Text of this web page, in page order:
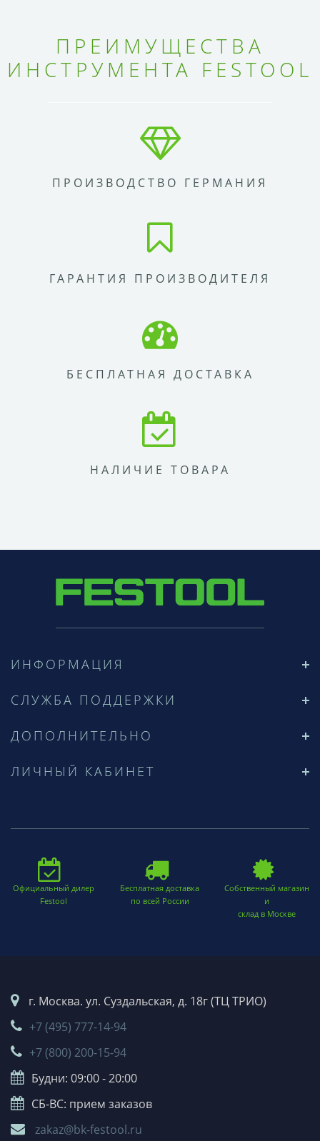
ПРЕИМУЩЕСТВА
ИНСТРУМЕНТА FESTOOL
ПРОИЗВОДСТВО ГЕРМАНИЯ
ГАРАНТИЯ ПРОИЗВОДИТЕЛЯ
БЕСПЛАТНАЯ ДОСТАВКА
НАЛИЧИЕ ТОВАРА
ИНФОРМАЦИЯ
СЛУЖБА ПОДДЕРЖКИ
ДОПОЛНИТЕЛЬНО
ЛИЧНЫЙ КАБИНЕТ
Официальный дилер
Festool
Бесплатная доставка
по всей России
Собственный магазин
и
склад в Москве
г. Москва. ул. Суздальская, д. 18г (ТЦ ТРИО)
+7 (495) 777-14-94
+7 (800) 200-15-94
Будни: 09:00 - 20:00
СБ-ВС: прием заказов
zakaz@bk-festool.ru